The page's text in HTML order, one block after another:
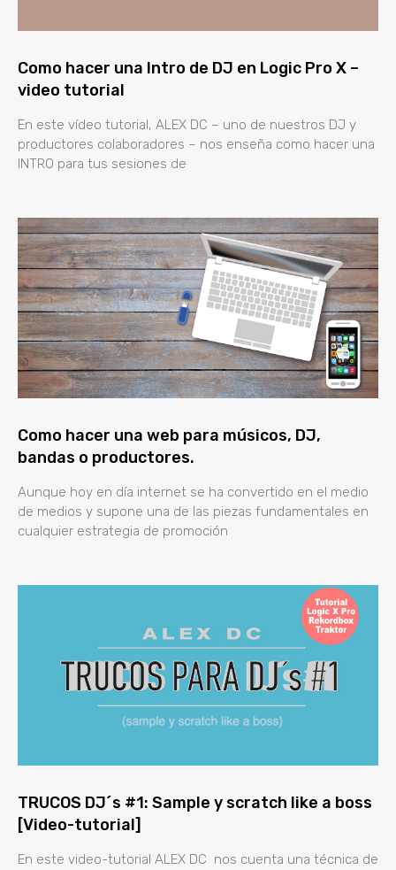
Como hacer una Intro de DJ en Logic Pro X –
video tutorial
En este vídeo tutorial, ALEX DC – uno de nuestros DJ y
productores colaboradores – nos enseña como hacer una
INTRO para tus sesiones de
Como hacer una web para músicos, DJ,
bandas o productores.
Aunque hoy en día internet se ha convertido en el medio
de medios y supone una de las piezas fundamentales en
cualquier estrategia de promoción
TRUCOS DJ´s #1: Sample y scratch like a boss
[Video-tutorial]
En este video-tutorial ALEX DC nos cuenta una técnica de